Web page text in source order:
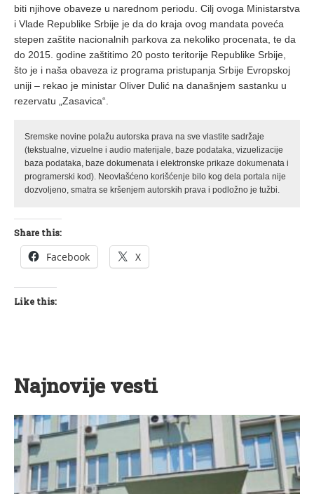
biti njihove obaveze u narednom periodu. Cilj ovoga Ministarstva
i Vlade Republike Srbije je da do kraja ovog mandata poveća
stepen zaštite nacionalnih parkova za nekoliko procenata, te da
do 2015. godine zaštitimo 20 posto teritorije Republike Srbije,
što je i naša obaveza iz programa pristupanja Srbije Evropskoj
uniji – rekao je ministar Oliver Dulić na današnjem sastanku u
rezervatu „Zasavica“.
Sremske novine polažu autorska prava na sve vlastite sadržaje
(tekstualne, vizuelne i audio materijale, baze podataka, vizuelizacije
baza podataka, baze dokumenata i elektronske prikaze dokumenata i
programerski kod). Neovlašćeno korišćenje bilo kog dela portala nije
dozvoljeno, smatra se kršenjem autorskih prava i podložno je tužbi.
Share this:
Facebook X
Like this:
Najnovije vesti